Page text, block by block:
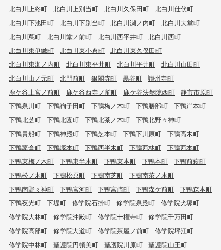
北白川上終町
北白川上別当町 北白川久保田町
北白川仕伏町
北白川下池田町
北白川下別当町 北白川瀬ノ内町
北白川大堂町
北白川蔦町
北白川堂ノ前町 北白川西平井町
北白川西町
北白川東伊織町
北白川東小倉町
北白川東久保田町
北白川東瀬ノ内町
北白川東平井町 北白川平井町
北白川山田町
北白川山ノ元町
北門前町 銀閣寺町 黒谷町
讃州寺町
鹿ケ谷上宮ノ前町
鹿ケ谷西寺ノ前町 鹿ケ谷法然院西町
静市市原町
下鴨泉川町
下鴨狗子田町 下鴨梅ノ木町 下鴨膳部町
下鴨岸本町
下鴨北芝町
下鴨北園町 下鴨北茶ノ木町
下鴨北野々神町
下鴨貴船町
下鴨神殿町 下鴨芝本町 下鴨下川原町
下鴨高木町
下鴨蓼倉町
下鴨塚本町 下鴨西半木町 下鴨西林町
下鴨西本町
下鴨東梅ノ木町
下鴨東半木町 下鴨東本町 下鴨本町
下鴨前萩町
下鴨松ノ木町
下鴨松原町 下鴨南芝町
下鴨南茶ノ木町
下鴨南野々神町
下鴨宮河町 下鴨宮崎町 下鴨森ケ前町
下鴨森本町
下鴨夜光町
下堤町 修学院石掛町 修学院泉殿町
修学院犬塚町
修学院大林町
修学院沖殿町 修学院十権寺町
修学院千万田町
修学院高部町
修学院大道町 修学院茶屋ノ前町
修学院坪江町
修学院中林町
聖護院円頓美町 聖護院川原町 聖護院山王町